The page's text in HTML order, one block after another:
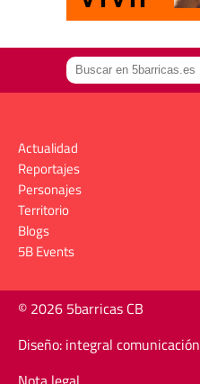
Actualidad
Reportajes
Personajes
Territorio
Blogs
5B Events
© 2026 5barricas CB
Diseño: integral comunicación